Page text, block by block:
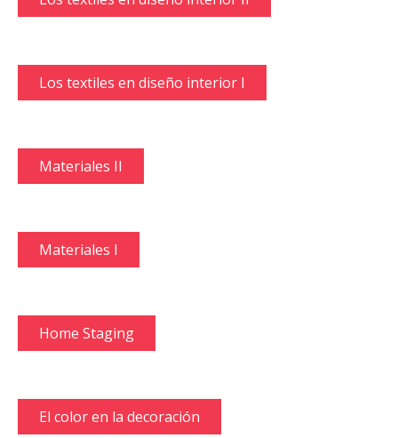
Los textiles en diseño interior I
Materiales II
Materiales I
Home Staging
El color en la decoración